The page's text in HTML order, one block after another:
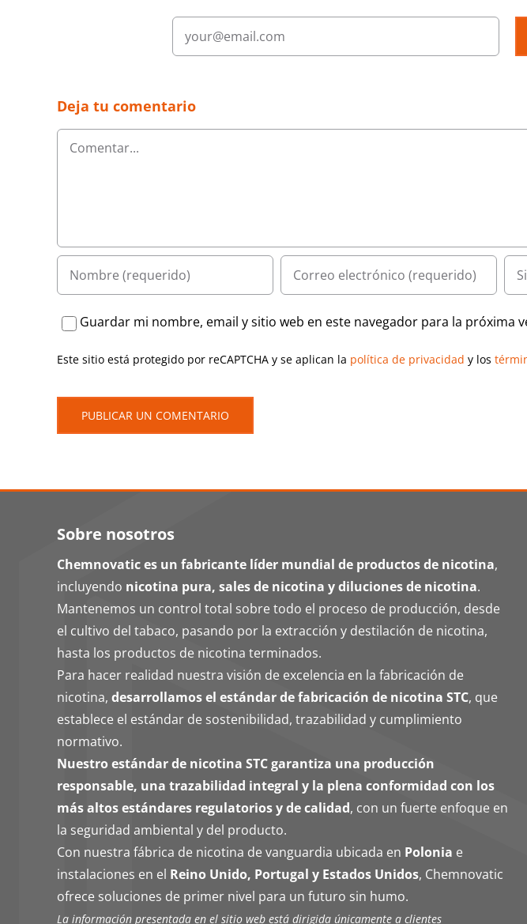
Deja tu comentario
Comentar
Guardar mi nombre, email y sitio web en este navegador para la próxima
Este sitio está protegido por reCAPTCHA y se aplican la política de privacidad y los
Sobre nosotros
Chemnovatic es un fabricante líder mundial de productos de nicotina,
incluyendo nicotina pura, sales de nicotina y diluciones de nicotina.
Mantenemos un control total sobre todo el proceso de producción, desde
el cultivo del tabaco, pasando por la extracción y destilación de nicotina,
hasta los productos de nicotina terminados.
Para hacer realidad nuestra visión de excelencia en la fabricación de
nicotina, desarrollamos el estándar de fabricación de nicotina STC, que
establece el estándar de sostenibilidad, trazabilidad y cumplimiento
normativo.
Nuestro estándar de nicotina STC garantiza una producción
responsable, una trazabilidad integral y la plena conformidad con los
más altos estándares regulatorios y de calidad, con un fuerte enfoque en
la seguridad ambiental y del producto.
Con nuestra fábrica de nicotina de vanguardia ubicada en Polonia e
instalaciones en el Reino Unido, Portugal y Estados Unidos, Chemnovatic
ofrece soluciones de primer nivel para un futuro sin humo.
La información presentada en el sitio web está dirigida únicamente a clientes